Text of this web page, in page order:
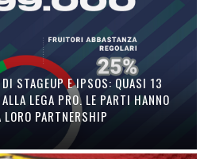
STAGEUP E IPSOS: QUASI 13
LEGA PRO. LE PARTI HANNO
PARTNERSHIP